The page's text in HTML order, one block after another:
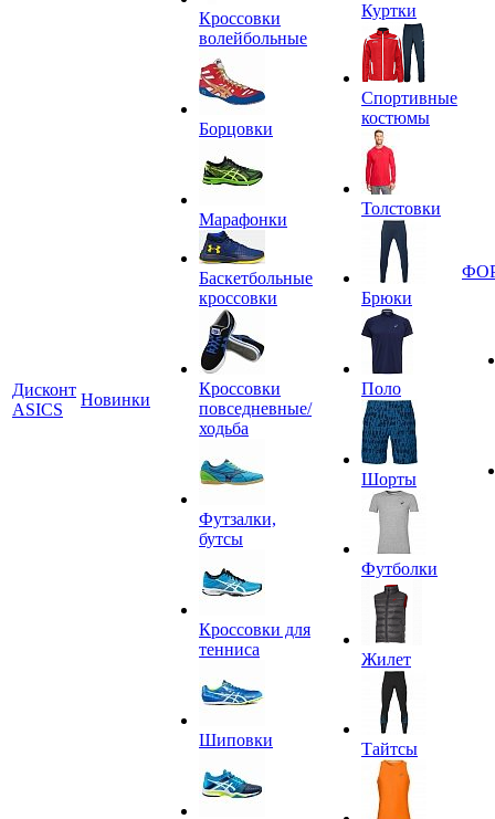
Дисконт
ASICS
Новинки
Кроссовки
волейбольные
Борцовки
Марафонки
Баскетбольные
кроссовки
Кроссовки
повседневные/
ходьба
Футзалки,
бутсы
Кроссовки для
тенниса
Шиповки
Куртки
Спортивные
костюмы
Толстовки
Брюки
Поло
Шорты
Футболки
Жилет
Тайтсы